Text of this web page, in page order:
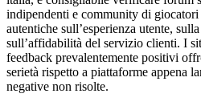
indipendenti e community di
autentiche sull’esperienza utente,
sull’affidabilità del servizio clienti. I
feedback prevalentemente positivi
serietà rispetto a piattaforme appena
negative non risolte.